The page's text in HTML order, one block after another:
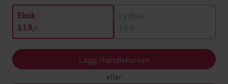
Ebok
119,-
Lydbok
169,-
Legg i handlekurven
eller